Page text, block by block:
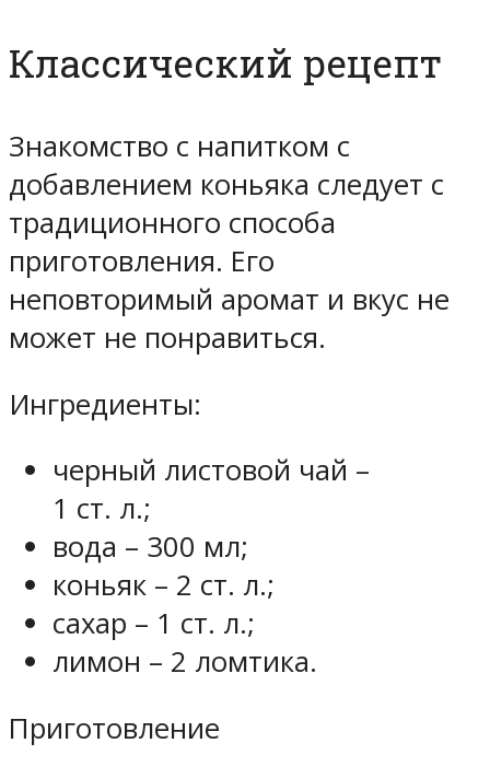
Классический рецепт
Знакомство с напитком с
добавлением коньяка следует с
традиционного способа
приготовления. Его
неповторимый аромат и вкус не
может не понравиться.
Ингредиенты:
черный листовой чай –
1 ст. л.;
вода – 300 мл;
коньяк – 2 ст. л.;
сахар – 1 ст. л.;
лимон – 2 ломтика.
Приготовление